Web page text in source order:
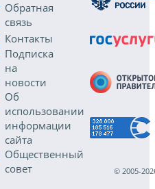
Обратная
связь
Контакты
Подписка
на
новости
Об
использовании
информации
сайта
Общественный
совет
© 2005-